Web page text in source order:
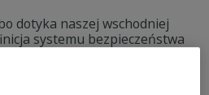
dotyka naszej wschodniej
systemu bezpieczeństwa
o najważniejsze wydarzenia